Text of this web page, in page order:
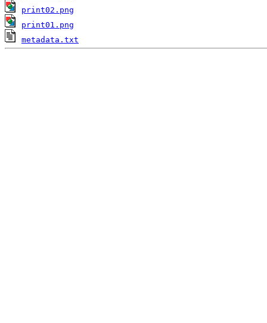
print02.png
print01.png
metadata.txt